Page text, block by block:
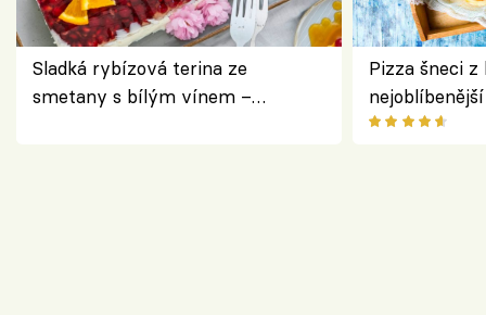
Sladká rybízová terina ze
smetany s bílým vínem –
Pizza šneci